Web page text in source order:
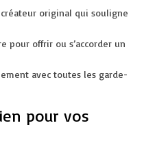
original qui souligne
pour offrir ou s’accorder un
avec toutes les garde-
pour vos